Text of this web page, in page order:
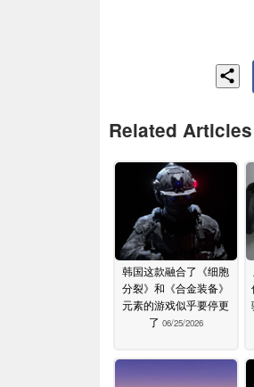
Related Articles
韩国这款融合了《细胞
分裂》和《合金装备》
元素的游戏似乎要停更
了 06/25/2026